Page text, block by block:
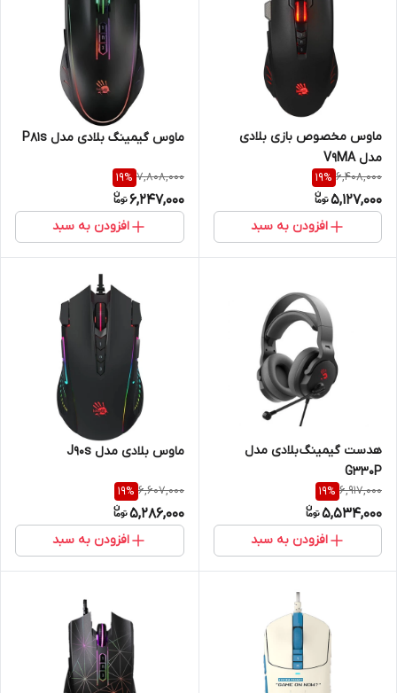
ماوس مخصوص بازی بلادی
مدل V9MA
6,408,000
19%
5,127,000
افزودن به سبد
ماوس گیمینگ بلادی مدل P81s
7,808,000
19%
6,247,000
افزودن به سبد
هدست گیمینگ بلادی مدل
G330P
6,917,000
19%
5,534,000
افزودن به سبد
ماوس بلادی مدل J90s
6,607,000
19%
5,286,000
افزودن به سبد